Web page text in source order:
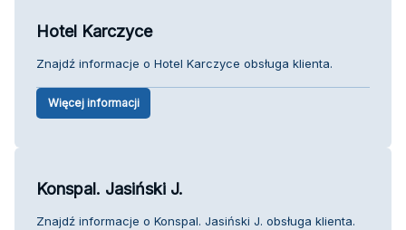
Hotel Karczyce
Znajdź informacje o Hotel Karczyce obsługa klienta.
Więcej informacji
Konspal. Jasiński J.
Znajdź informacje o Konspal. Jasiński J. obsługa klienta.